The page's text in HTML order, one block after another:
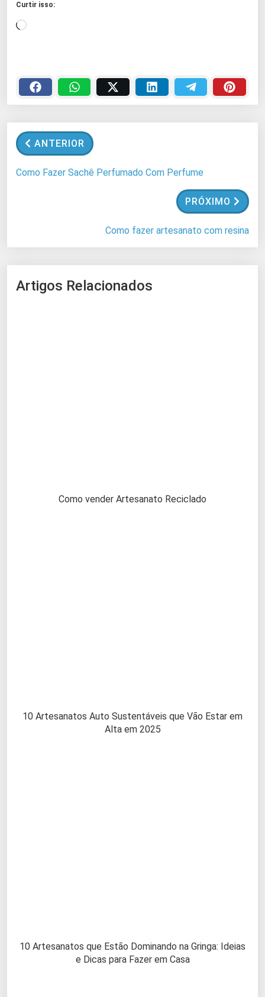
Curtir isso:
C
e
g
n
d
ANTERIOR
Como Fazer Sachê Perfumado Com Perfume
PRÓXIMO
Como fazer artesanato com resina
Artigos Relacionados
Como vender Artesanato Reciclado
10 Artesanatos Auto Sustentáveis que Vão Estar em
Alta em 2025
10 Artesanatos que Estão Dominando na Gringa: Ideias
e Dicas para Fazer em Casa